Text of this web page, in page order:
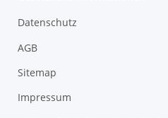
Datenschutz
AGB
Sitemap
Impressum